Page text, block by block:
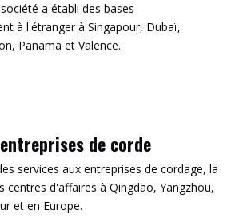
a établi des bases
à l'étranger à Singapour, Dubaï,
Panama et Valence.
de corde
services aux entreprises de cordage, la
centres d'affaires à Qingdao, Yangzhou,
et en Europe.